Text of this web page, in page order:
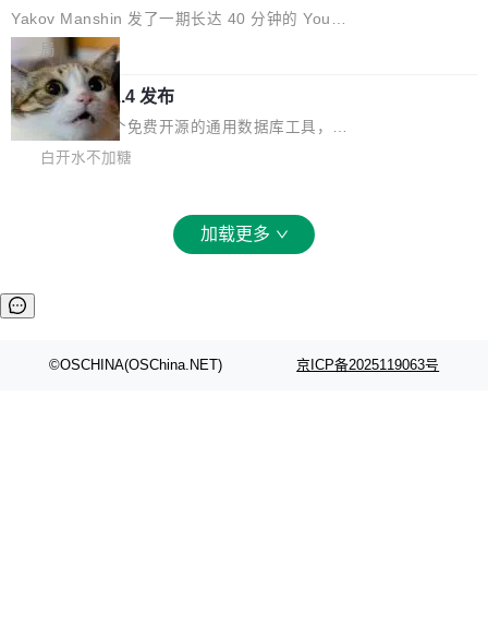
师，牵头一项腹部肌肉影像课题。他需要在数百
张CT影像上完成像素级精细分割，让系统"...
ibre 9.12 现已正式发布，此次更新内容如下：
新功能 macOS：在 Connect/Share 按钮中添加
通过 AirDop 共享书籍的功能 Content server：
支持可向服务器后端添加新端点的插件 Edit boo
k：Compress images：添加将 GIF 图像转换为
JPEG/WebP 的选项 ToC Editor：添加一个按
在骂它？
Yakov Manshin 发了一期长达 40 分钟的 YouT
ube 视频，标题是"SwiftUI 七年后：一个平庸的
故事"。视频核心观点很简单：SwiftUI 发布七年
了，仍然像一个永久公测版。 Manshin 从数据
流、布局系统、API 稳定性、性能、跨平台五个
维度逐一批判了 SwiftUI。最让人印象深刻的一
运行，出来的效果是坏的——侧边栏按钮大小不
一，界面错位。他说这个问题"两年前就发现了，
I 的属性包装器演进史...
局
DBeaver 26.1.4 发布
DBeaver 是一个免费开源的通用数据库工具，适
用于开发人员和数据库管理员。DBeaver 26.1.4
style="color:#000000">现在可以通过键盘访问
AI 聊天功能（添加了一些快捷键）</span></li>
在新 SQL 控制台中打开 AI 生成的脚本的功能</
白开水不加糖
加载更多
©OSCHINA(OSChina.NET) 京ICP备2025119063号